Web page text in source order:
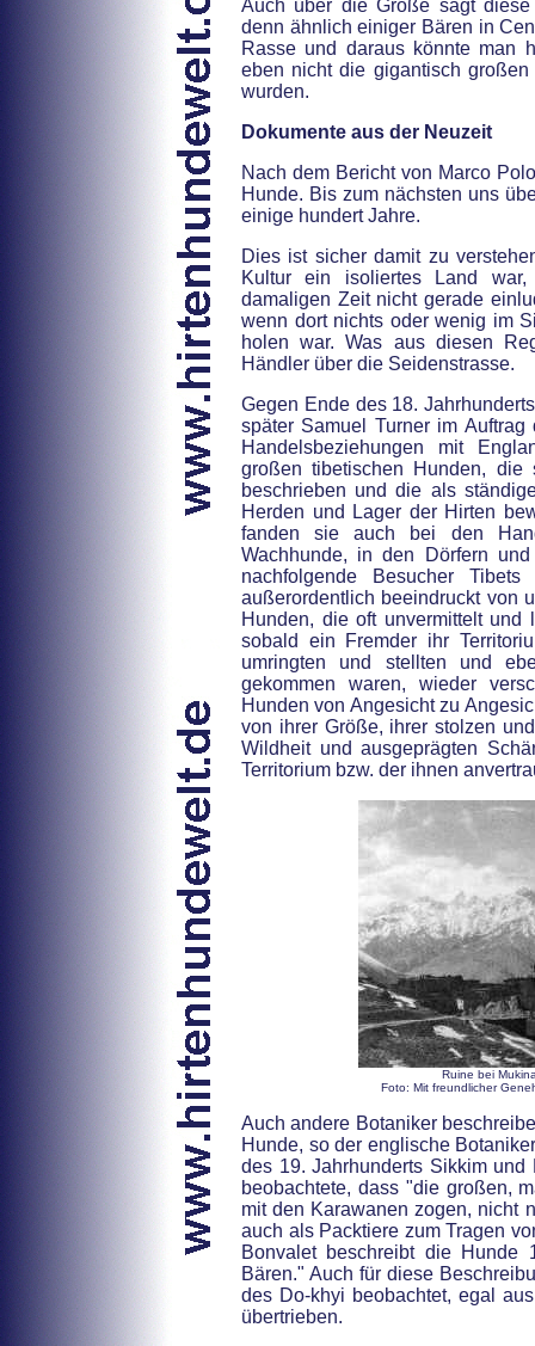
Auch über die Größe sagt
denn ähnlich einiger Bären in
Rasse und daraus könnte man
eben nicht die gigantisch
wurden.
Dokumente aus der Neuzeit
Nach dem Bericht von Marco
Hunde. Bis zum nächsten uns
einige hundert Jahre.
Dies ist sicher damit zu
Kultur ein isoliertes Land
damaligen Zeit nicht gerade
wenn dort nichts oder wenig im
holen war. Was aus diesen
Händler über die Seidenstrasse.
Gegen Ende des 18.
später Samuel Turner im
Handelsbeziehungen mit
großen tibetischen Hunden,
beschrieben und die als
Herden und Lager der Hirten
fanden sie auch bei den
Wachhunde, in den Dörfern
nachfolgende Besucher
außerordentlich beeindruckt von
Hunden, die oft unvermittelt und
sobald ein Fremder ihr
umringten und stellten und
gekommen waren, wieder
Hunden von Angesicht zu
von ihrer Größe, ihrer stolzen
Wildheit und ausgeprägten
Territorium bzw. der ihnen
Ruine bei
Foto: Mit freundlicher
Auch andere Botaniker
Hunde, so der englische
des 19. Jahrhunderts Sikkim
beobachtete, dass "die großen,
mit den Karawanen zogen, nicht
auch als Packtiere zum Tragen
Bonvalet beschreibt die
Bären." Auch für diese
des Do-khyi beobachtet, egal
übertrieben.